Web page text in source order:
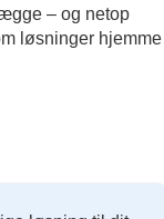
– og netop
løsninger hjemme